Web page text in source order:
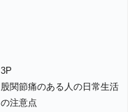
3P
股関節痛のある人の日常生活
の注意点